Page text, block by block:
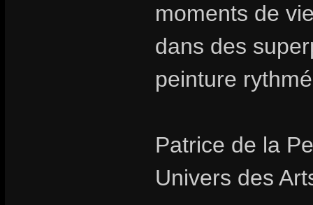
moments de
dans des
peinture
Patrice de la
Univers des